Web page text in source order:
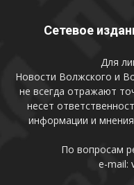
Сетевое
Для
Новости Волжского и
не всегда отражают
несет
информации и
По вопросам
e-mail: